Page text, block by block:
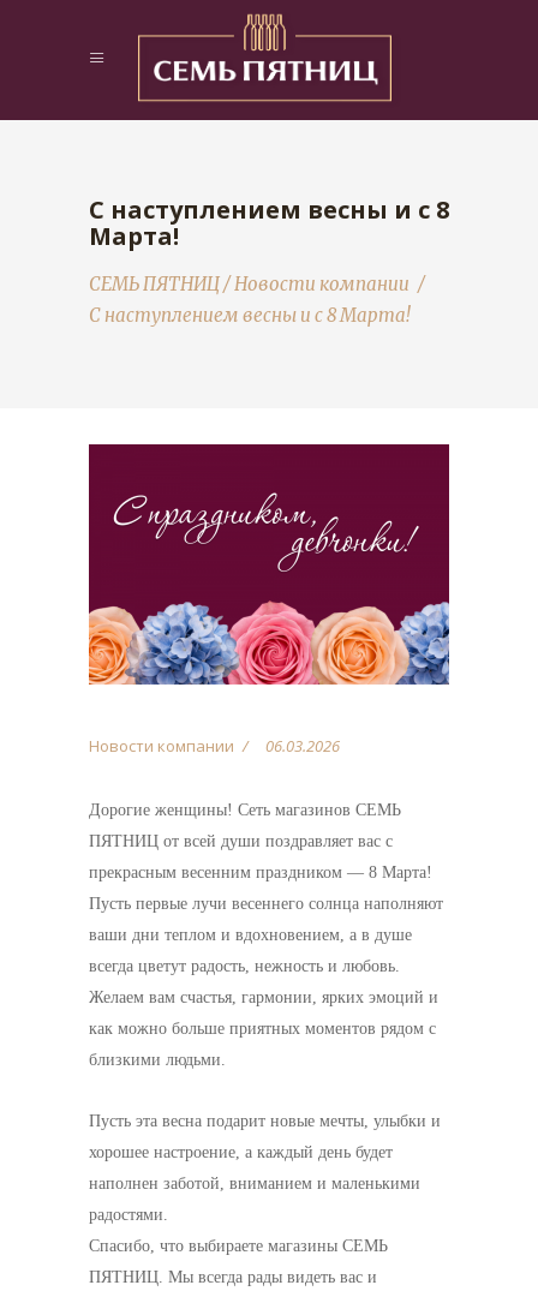
С наступлением весны и с 8
Марта!
СЕМЬ ПЯТНИЦ/Новости компании /
С наступлением весны и с 8 Марта!
Новости компании 06.03.2026
Дорогие женщины! Сеть магазинов СЕМЬ
ПЯТНИЦ от всей души поздравляет вас с
прекрасным весенним праздником — 8 Марта!
Пусть первые лучи весеннего солнца наполняют
ваши дни теплом и вдохновением, а в душе
всегда цветут радость, нежность и любовь.
Желаем вам счастья, гармонии, ярких эмоций и
как можно больше приятных моментов рядом с
близкими людьми.
Пусть эта весна подарит новые мечты, улыбки и
хорошее настроение, а каждый день будет
наполнен заботой, вниманием и маленькими
радостями.
Спасибо, что выбираете магазины СЕМЬ
ПЯТНИЦ. Мы всегда рады видеть вас и